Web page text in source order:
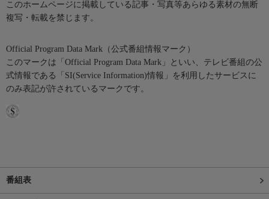
このホームページに掲載している記事・写真等あらゆる素材の無断
複写・転載を禁じます。
Official Program Data Mark（公式番組情報マーク）
このマークは「Official Program Data Mark」といい、テレビ番組の公
式情報である「SI(Service Information)情報」を利用したサービスに
のみ表記が許されているマークです。
番組表